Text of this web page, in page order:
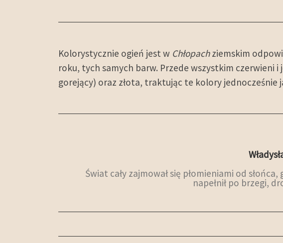
Kolorystycznie ogień jest w Chłopachziemskim
roku, tych samych barw. Przede wszystkim
gorejący) oraz złota, traktując te kolory
Świat cały zajmował się płomieniami od
napełnił po brzegi,